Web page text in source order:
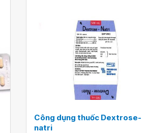
Công dụng thuốc Dextrose-
natri